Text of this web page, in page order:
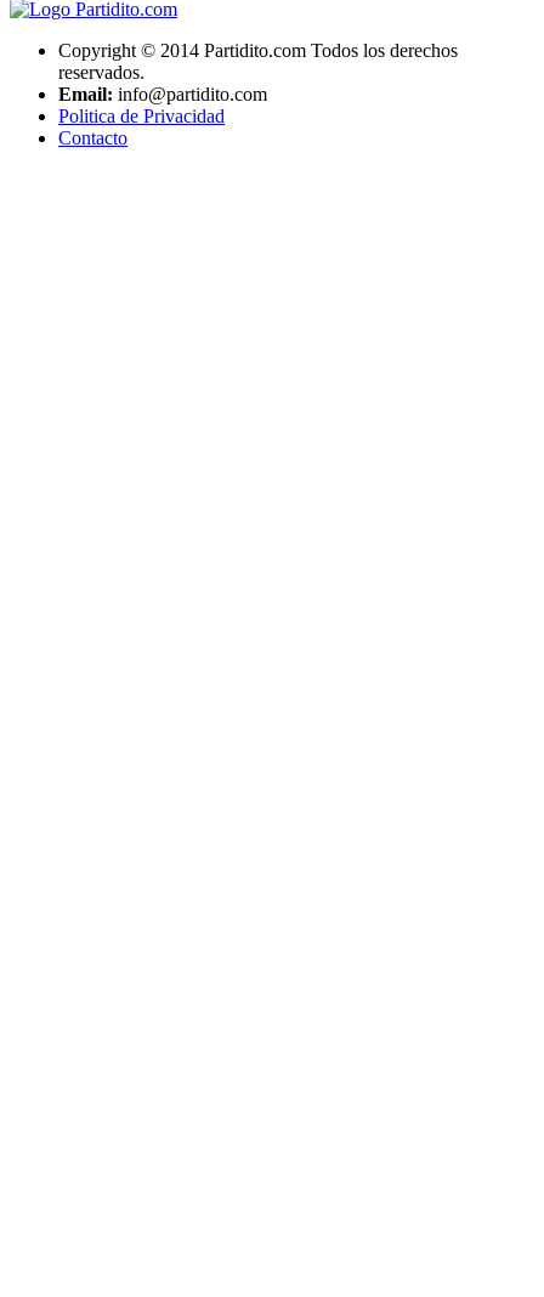
Copyright © 2014 Partidito.com Todos los derechos
reservados.
Email: info@partidito.com
Politica de Privacidad
Contacto